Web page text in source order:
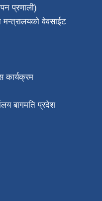
प्रणाली)
मन्त्रालयको वेवसाईट
कार्यक्रम
बागमति प्रदेश